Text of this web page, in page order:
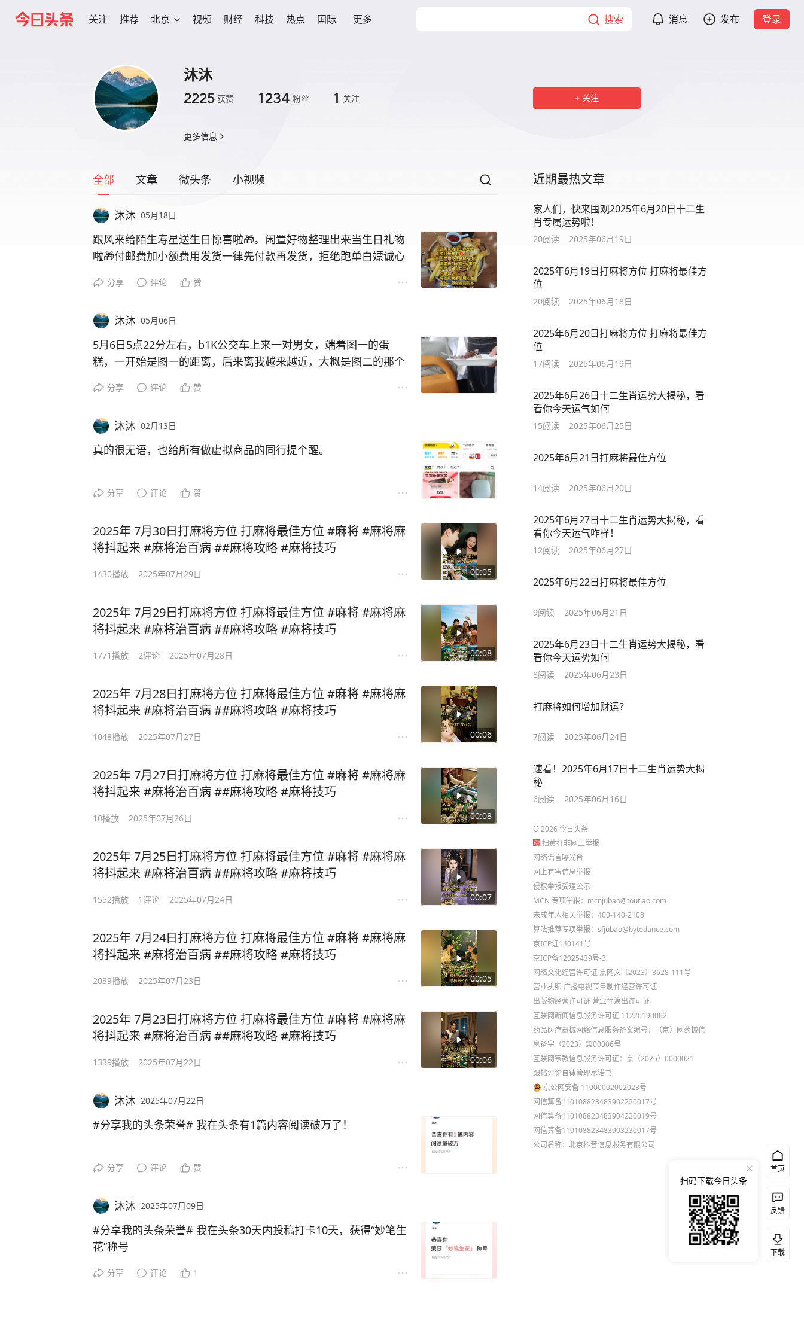
关注 推荐 北京 视频 财经 科技 热点 国际 更多 搜索 消息 发布 登录
沐沐
2225 获赞 1234 粉丝 1 关注
更多信息
关注
全部 文章 微头条 小视频
沐沐 05月18日
跟风来给陌生寿星送生日惊喜啦🎁。闲置好物整理出来当生日礼物
啦🎁付邮费加小额费用发货一律先付款再发货，拒绝跑单白嫖诚心
互换温暖非诚勿扰，随缘寄出～#生日快乐 #生日礼物 #生日惊喜
分享 评论 赞
沐沐 05月06日
5月6日5点22分左右，b1K公交车上来一对男女，端着图一的蛋
糕，一开始是图一的距离，后来离我越来越近，大概是图二的那个
了这这个女生，然后男的说他女朋友没有传染病，以及说我有洁
#公交车 #颠公颠婆 #没想到吧我也没想到 #爱情
分享 评论 赞
沐沐 02月13日
真的很无语，也给所有做虚拟商品的同行提个醒。
商品明确标注：虚拟商品发货后不退不换。
纠缠。
即便我提交了所有证据：
钱不多，但事太恶心人。
东西你用了，钱也退了，好处全占，脸都不要了？
我不惹事，但也不怕事。
这次我认栽，但必须公开提醒所有人：
远离恶意白嫖，远离这种不讲诚信、不讲道理的人。
你没底线，我就把事实摆出来，让大家都看看。
分享 评论 赞
00:05
2025年 7月30日打麻将方位 打麻将最佳方位 #麻将 #麻将麻
将抖起来 #麻将治百病 ##麻将攻略 #麻将技巧
1430播放 2025年07月29日
00:08
2025年 7月29日打麻将方位 打麻将最佳方位 #麻将 #麻将麻
将抖起来 #麻将治百病 ##麻将攻略 #麻将技巧
1771播放 2评论 2025年07月28日
00:06
2025年 7月28日打麻将方位 打麻将最佳方位 #麻将 #麻将麻
将抖起来 #麻将治百病 ##麻将攻略 #麻将技巧
1048播放 2025年07月27日
00:08
2025年 7月27日打麻将方位 打麻将最佳方位 #麻将 #麻将麻
将抖起来 #麻将治百病 ##麻将攻略 #麻将技巧
10播放 2025年07月26日
00:07
2025年 7月25日打麻将方位 打麻将最佳方位 #麻将 #麻将麻
将抖起来 #麻将治百病 ##麻将攻略 #麻将技巧
1552播放 1评论 2025年07月24日
00:05
2025年 7月24日打麻将方位 打麻将最佳方位 #麻将 #麻将麻
将抖起来 #麻将治百病 ##麻将攻略 #麻将技巧
2039播放 2025年07月23日
00:06
2025年 7月23日打麻将方位 打麻将最佳方位 #麻将 #麻将麻
将抖起来 #麻将治百病 ##麻将攻略 #麻将技巧
1339播放 2025年07月22日
沐沐 2025年07月22日
#分享我的头条荣誉# 我在头条有1篇内容阅读破万了！
分享 评论 赞
沐沐 2025年07月09日
#分享我的头条荣誉# 我在头条30天内投稿打卡10天，获得“妙笔生
花”称号
分享 评论 1
近期最热文章
家人们，快来围观2025年6月20日十二生
肖专属运势啦！
20阅读 2025年06月19日
2025年6月19日打麻将方位 打麻将最佳方
位
20阅读 2025年06月18日
2025年6月20日打麻将方位 打麻将最佳方
位
17阅读 2025年06月19日
2025年6月26日十二生肖运势大揭秘，看
看你今天运气如何
15阅读 2025年06月25日
2025年6月21日打麻将最佳方位
14阅读 2025年06月20日
2025年6月27日十二生肖运势大揭秘，看
看你今天运气咋样！
12阅读 2025年06月27日
2025年6月22日打麻将最佳方位
9阅读 2025年06月21日
2025年6月23日十二生肖运势大揭秘，看
看你今天运势如何
8阅读 2025年06月23日
打麻将如何增加财运？
7阅读 2025年06月24日
速看！2025年6月17日十二生肖运势大揭
秘
6阅读 2025年06月16日
©2026今日头条
扫黄打非网上举报
网络谣言曝光台
网上有害信息举报
侵权举报受理公示
MCN 专项举报：mcnjubao@toutiao.com
未成年人相关举报：400-140-2108
算法推荐专项举报：sfjubao@bytedance.com
京ICP证140141号
京ICP备12025439号-3
网络文化经营许可证 京网文〔2023〕3628-111号
营业执照 广播电视节目制作经营许可证
出版物经营许可证 营业性演出许可证
互联网新闻信息服务许可证 11220190002
药品医疗器械网络信息服务备案编号：（京）网药械信
息备字（2023）第00006号
互联网宗教信息服务许可证：京（2025）0000021
跟帖评论自律管理承诺书
京公网安备 11000002002023号
网信算备110108823483902220017号
网信算备110108823483904220019号
网信算备110108823483903230017号
公司名称：北京抖音信息服务有限公司
首页
反馈
下载
扫码下载今日头条